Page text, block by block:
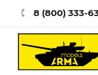
8 (800) 333-